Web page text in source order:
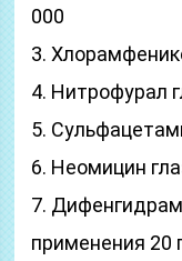
000
3.
4. Нитрофурал
5.
6. Неомицин
7.
применения 20